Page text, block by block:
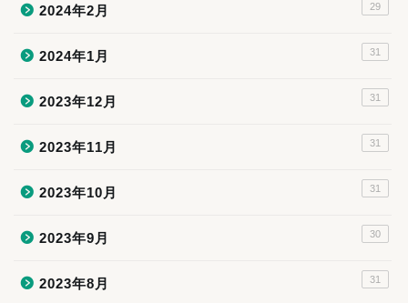
2024年2月 29
2024年1月 31
2023年12月 31
2023年11月 31
2023年10月 31
2023年9月 30
2023年8月 31